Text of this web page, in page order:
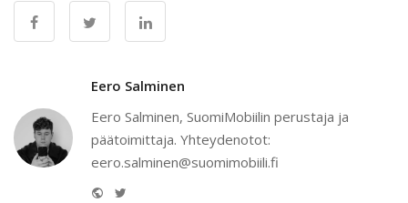
Eero Salminen
Eero Salminen, SuomiMobiilin perustaja ja
päätoimittaja. Yhteydenotot:
eero.salminen@suomimobiili.fi
Website